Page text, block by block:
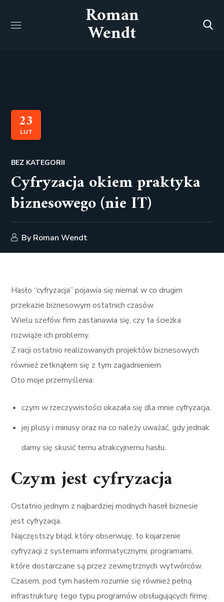
Roman
Wendt
23
LUT
BEZ KATEGORII
Cyfryzacja okiem praktyka
biznesowego (nie IT)
By Roman Wendt
Hasło “cyfryzacja” pojawia się niemal w co drugim
przekazie biznesowym ostatnich czasów.
Wielu szefów firm zastanawia się, czy ta ścieżka
rozwiąże ich problemy.
Z racji ostatnio realizowanych projektów biznesowych
również zetknąłem się z tym zagadnieniem.
Oto moje przemyślenia:
czym w rzeczywistości okazała się dla mnie cyfryzacja,
jej plusy i minusy oraz na co należy uważać, gdy jednak
damy się skusić temu atrakcyjnemu hasłu.
Czym jest cyfryzacja
Ostatnio jednym z najbardziej modnych haseł biznesie
jest cyfryzacja.
Najczęstszy błąd, który obserwuję, to kojarzenie
cyfryzacji z systemami informatycznymi, programami,
które dostarczane są przez zewnętrznych wytwórców.
Czasem, pod tym hasłem rozumie się również pełną
infrastrukturę tego typu programów obsługujących firmę.